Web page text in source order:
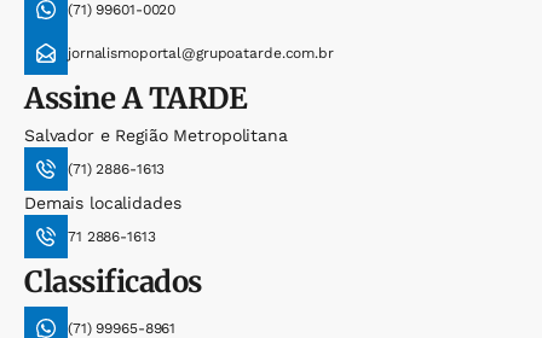
(71) 99601-0020
jornalismoportal@grupoatarde.com.br
AssineA TARDE
Salvador e Região Metropolitana
(71) 2886-1613
Demais localidades
71 2886-1613
Classificados
(71) 99965-8961